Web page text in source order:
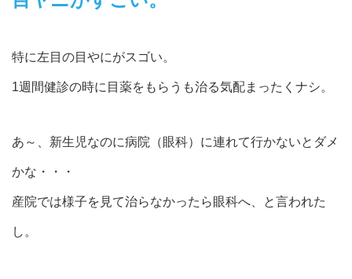
特に左目の目やにがスゴい。
1週間健診の時に目薬をもらうも治る気配まったくナシ。
あ～、新生児なのに病院（眼科）に連れて行かないとダメ
かな・・・
産院では様子を見て治らなかったら眼科へ、と言われた
し。